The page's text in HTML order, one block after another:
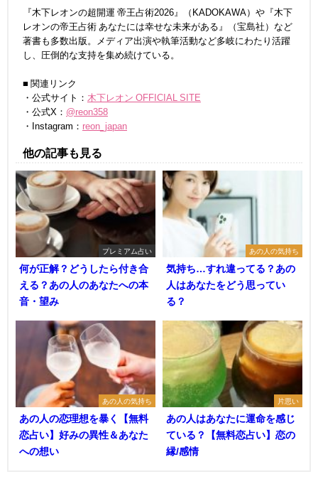
『木下レオンの超開運 帝王占術2026』（KADOKAWA）や『木下
レオンの帝王占術 あなたには幸せな未来がある』（宝島社）など
著書も多数出版。メディア出演や執筆活動など多岐にわたり活躍
し、圧倒的な支持を集め続けている。
■ 関連リンク
・公式サイト： 木下レオン OFFICIAL SITE
・公式X： @reon358
・Instagram： reon_japan
他の記事も見る
プレミアム占い
何が正解？どうしたら付き合
える？あの人のあなたへの本
音・望み
あの人の気持ち
気持ち…すれ違ってる？あの
人はあなたをどう思ってい
る？
あの人の気持ち
あの人の恋理想を暴く【無料
恋占い】好みの異性＆あなた
への想い
片思い
あの人はあなたに運命を感じ
ている？【無料恋占い】恋の
縁/感情